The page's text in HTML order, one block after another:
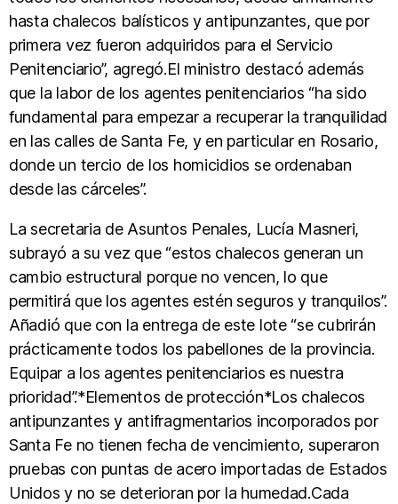
hasta chalecos balísticos y antipunzantes, que por
primera vez fueron adquiridos para el Servicio
Penitenciario”, agregó.El ministro destacó además
que la labor de los agentes penitenciarios “ha sido
fundamental para empezar a recuperar la tranquilidad
en las calles de Santa Fe, y en particular en Rosario,
donde un tercio de los homicidios se ordenaban
desde las cárceles”.
La secretaria de Asuntos Penales, Lucía Masneri,
subrayó a su vez que “estos chalecos generan un
cambio estructural porque no vencen, lo que
permitirá que los agentes estén seguros y tranquilos”.
Añadió que con la entrega de este lote “se cubrirán
prácticamente todos los pabellones de la provincia.
Equipar a los agentes penitenciarios es nuestra
prioridad”.*Elementos de protección*Los chalecos
antipunzantes y antifragmentarios incorporados por
Santa Fe no tienen fecha de vencimiento, superaron
pruebas con puntas de acero importadas de Estados
Unidos y no se deterioran por la humedad.Cada